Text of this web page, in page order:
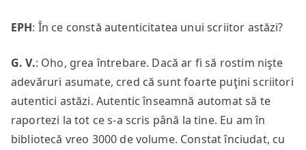
EPH: În ce constă autenticitatea unui scriitor astăzi?
G. V.: Oho, grea întrebare. Dacă ar fi să rostim nişte
adevăruri asumate, cred că sunt foarte puţini scriitori
autentici astăzi. Autentic înseamnă automat să te
raportezi la tot ce s-a scris până la tine. Eu am în
bibliotecă vreo 3000 de volume. Constat înciudat, cu